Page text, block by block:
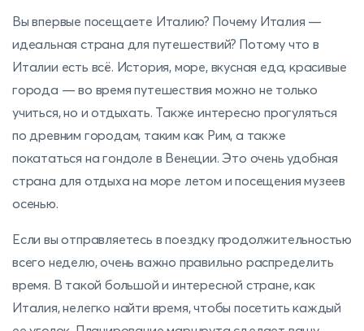
Вы впервые посещаете Италию? Почему Италия —
идеальная страна для путешествий? Потому что в
Италии есть всё. История, море, вкусная еда, красивые
города — во время путешествия можно не только
учиться, но и отдыхать. Также интересно прогуляться
по древним городам, таким как Рим, а также
покататься на гондоле в Венеции. Это очень удобная
страна для отдыха на море летом и посещения музеев
осенью.
Если вы отправляетесь в поездку продолжительностью
всего неделю, очень важно правильно распределить
время. В такой большой и интересной стране, как
Италия, нелегко найти время, чтобы посетить каждый